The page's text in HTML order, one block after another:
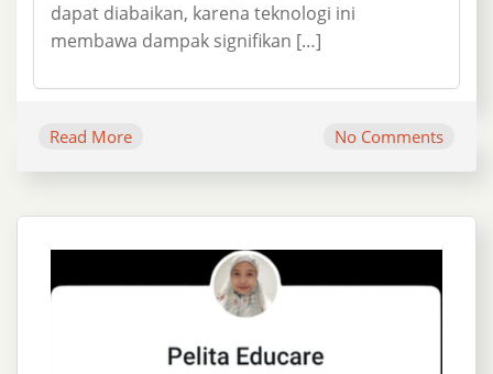
dapat diabaikan, karena teknologi ini
membawa dampak signifikan […]
Read More No Comments